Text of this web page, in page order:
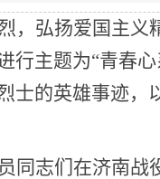
，弘扬爱国主义
行主题为“青春
士的英雄事迹，
同志们在济南战